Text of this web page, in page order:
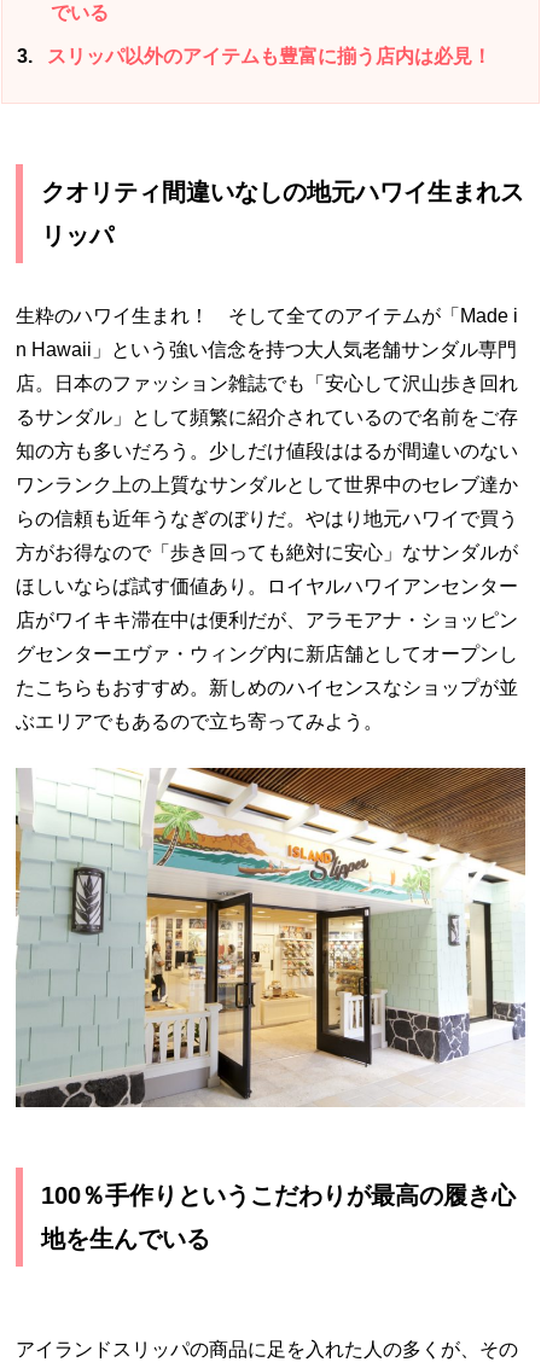
でいる
3 スリッパ以外のアイテムも豊富に揃う店内は必見！
クオリティ間違いなしの地元ハワイ生まれス
リッパ
生粋のハワイ生まれ！ そして全てのアイテムが「Made i
n Hawaii」という強い信念を持つ大人気老舗サンダル専門
店。日本のファッション雑誌でも「安心して沢山歩き回れ
るサンダル」として頻繁に紹介されているので名前をご存
知の方も多いだろう。少しだけ値段ははるが間違いのない
ワンランク上の上質なサンダルとして世界中のセレブ達か
らの信頼も近年うなぎのぼりだ。やはり地元ハワイで買う
方がお得なので「歩き回っても絶対に安心」なサンダルが
ほしいならば試す価値あり。ロイヤルハワイアンセンター
店がワイキキ滞在中は便利だが、アラモアナ・ショッピン
グセンターエヴァ・ウィング内に新店舗としてオープンし
たこちらもおすすめ。新しめのハイセンスなショップが並
ぶエリアでもあるので立ち寄ってみよう。
100％手作りというこだわりが最高の履き心
地を生んでいる
アイランドスリッパの商品に足を入れた人の多くが、その